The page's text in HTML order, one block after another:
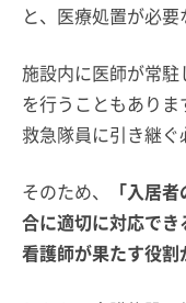
と、医療処置が必要
施設内に医師が常
を行うこともあり
救急隊員に引き継ぐ
そのため、
「入居
合に適切に対応で
看護師が果たす役割